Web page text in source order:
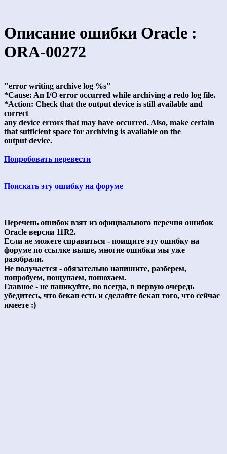
Описание ошибки Oracle :
ORA-00272
"error writing archive log %s"
*Cause: An I/O error occurred while archiving a redo log file.
*Action: Check that the output device is still available and
correct
any device errors that may have occurred. Also, make certain
that sufficient space for archiving is available on the
output device.
Попробовать перевести
Поискать эту ошибку на форуме
Перечень ошибок взят из официального перечня ошибок
Oracle версии 11R2.
Если не можете справиться - поищите эту ошибку на
форуме по ссылке выше, многие ошибки мы уже
разобрали.
Не получается - обязательно напишите, разберем,
попробуем, пощупаем, понюхаем.
Главное - не паникуйте, но всегда, в первую очередь
убедитесь, что бекап есть и сделайте бекап того, что сейчас
имеете :)